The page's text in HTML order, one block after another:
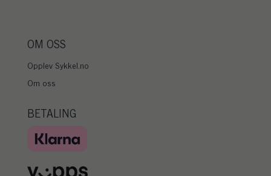
OM OSS
Opplev Sykkel.no
Om oss
BETALING